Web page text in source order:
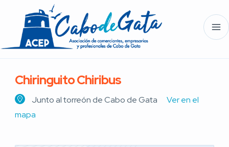
Chiringuito Chiribus
Junto al torreón de Cabo de Gata
Ver en el
mapa